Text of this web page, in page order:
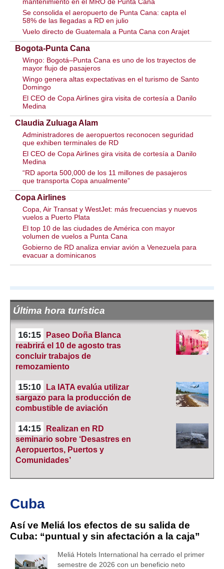
Se consolida el aeropuerto de Punta Cana: capta el
58% de las llegadas a RD en julio
Vuelo directo de Guatemala a Punta Cana con Arajet
Bogota-Punta Cana
Wingo: Bogotá–Punta Cana es uno de los trayectos de
mayor flujo de pasajeros
Wingo genera altas expectativas en el turismo de Santo
Domingo
El CEO de Copa Airlines gira visita de cortesía a Danilo
Medina
Claudia Zuluaga Alam
Administradores de aeropuertos reconocen seguridad
que exhiben terminales de RD
El CEO de Copa Airlines gira visita de cortesía a Danilo
Medina
“RD aporta 500,000 de los 11 millones de pasajeros
que transporta Copa anualmente”
Copa Airlines
Copa, Air Transat y WestJet: más frecuencias y nuevos
vuelos a Puerto Plata
El top 10 de las ciudades de América con mayor
volumen de vuelos a Punta Cana
Gobierno de RD analiza enviar avión a Venezuela para
evacuar a dominicanos
Última hora turística
16:15
Paseo Doña Blanca
reabrirá el 10 de agosto tras
concluir trabajos de
remozamiento
15:10
La IATA evalúa utilizar
sargazo para la producción de
combustible de aviación
14:15
Realizan en RD
seminario sobre ‘Desastres en
Aeropuertos, Puertos y
Comunidades’
Cuba
Así ve Meliá los efectos de su salida de
Cuba: “puntual y sin afectación a la caja”
Meliá Hotels International ha cerrado el primer
semestre de 2026 con un beneficio neto